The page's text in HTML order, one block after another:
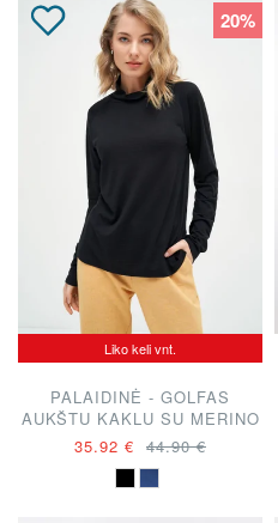
20%
Liko keli vnt.
PALAIDINĖ - GOLFAS
AUKŠTU KAKLU SU MERINO
VILNA
35.92 € 44.90 €